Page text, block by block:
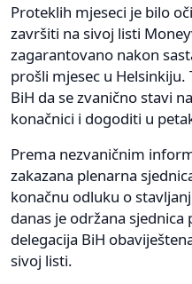
Proteklih mjeseci je bilo
završiti na sivoj listi
zagarantovano nakon
prošli mjesec u Helsinkiju.
BiH da se zvanično stavi
konačnici i dogoditi u
Prema nezvaničnim
zakazana plenarna
konačnu odluku o
danas je održana
delegacija BiH
sivoj listi.